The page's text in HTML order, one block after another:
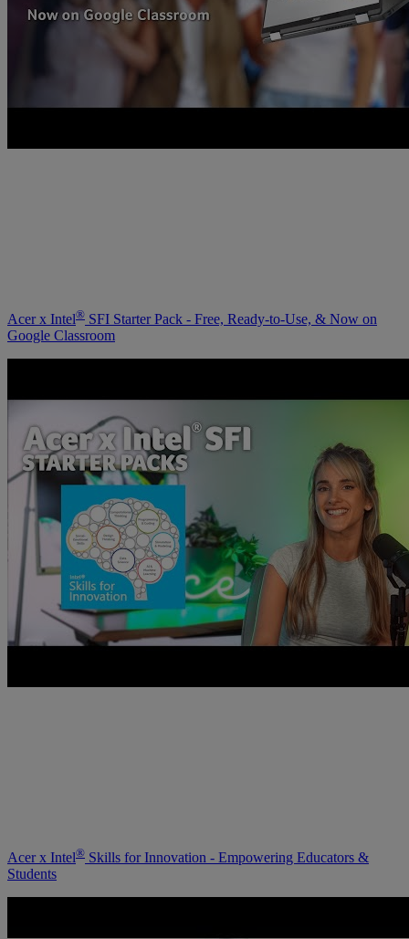
Acer x Intel® SFI Starter Pack - Free, Ready-to-Use, & Now on
Google Classroom
Acer x Intel® Skills for Innovation - Empowering Educators &
Students